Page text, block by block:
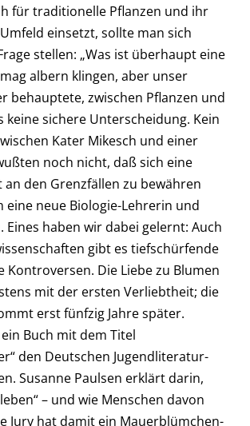
für traditionelle Pflanzen und ihr
einsetzt, sollte man sich
stellen: „Was ist überhaupt eine
mag albern klingen, aber unser
behauptete, zwischen Pflanzen und
keine sichere Unterscheidung. Kein
Kater Mikesch und einer
noch nicht, daß sich eine
den Grenzfällen zu bewähren
eine neue Biologie-Lehrerin und
Eines haben wir dabei gelernt: Auch
gibt es tiefschürfende
Kontroversen. Die Liebe zu Blumen
mit der ersten Verliebtheit; die
erst fünfzig Jahre später.
Buch mit dem Titel
den Deutschen Jugendliteratur-
Susanne Paulsen erklärt darin,
– und wie Menschen davon
Jury hat damit ein Mauerblümchen-